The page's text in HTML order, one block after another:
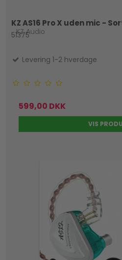
KZ AS16 Pro X uden mic -
KZ Audio
51375
Levering 1-2 hverdage
599,00 DKK
VIS